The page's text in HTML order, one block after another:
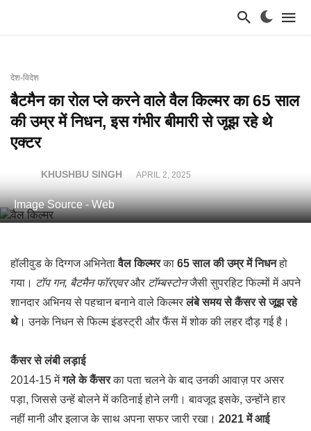
देश-विदेश
बैटमैन का रोल प्ले करने वाले वैल किल्मर का 65 साल
की उम्र में निधन, इस गंभीर बीमारी से जूझ रहे थे
एक्टर
KHUSHBU SINGH APRIL 2, 2025
Image Source - Web
हॉलीवुड के दिग्गज अभिनेतावैल किल्मरका 65 साल की उम्र में निधनहो
गया। टॉप गन, बैटमैन फॉरएवरऔर टॉम्बस्टोनजैसी सुपरहिट फिल्मों में अपने
शानदार अभिनय से पहचान बनाने वाले किल्मरलंबे समय से कैंसर से जूझ रहे
थे। उनके निधन से फिल्म इंडस्ट्री और फैंस में शोक की लहर दौड़ गई है।
कैंसर से लंबी लड़ाई
2014-15 मेंगले के कैंसरका पता चलने के बाद उनकी आवाज़ पर असर
पड़ा, जिससे उन्हें बोलने में कठिनाई होने लगी। बावजूद इसके, उन्होंने हार
नहीं मानी और इलाज के साथ अपना सफर जारी रखा। 2021 में आई